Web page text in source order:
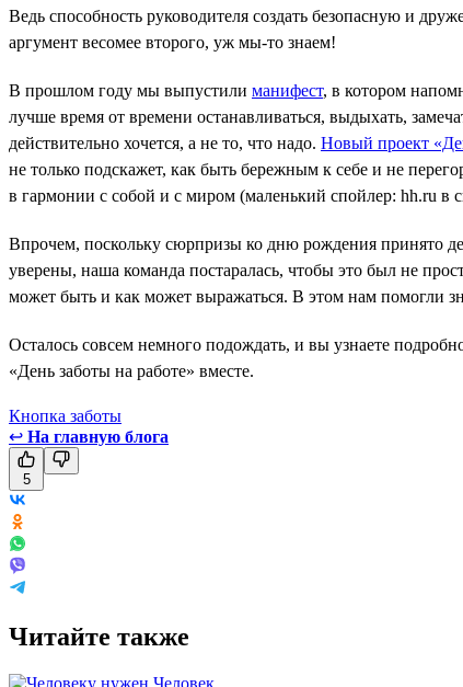
Ведь способность руководителя создать безопасную и
аргумент весомее второго, уж мы-то знаем!
В прошлом году мы выпустили манифест, в котором
лучше время от времени останавливаться, выдыхать,
действительно хочется, а не то, что надо. Новый проект
не только подскажет, как быть бережным к себе и не
в гармонии с собой и с миром (маленький спойлер: hh.ru в
Впрочем, поскольку сюрпризы ко дню рождения принято
уверены, наша команда постаралась, чтобы это был не
может быть и как может выражаться. В этом нам помогли
Осталось совсем немного подождать, и вы узнаете
«День заботы на работе» вместе.
Кнопка заботы
↩ На главную блога
5
Читайте также